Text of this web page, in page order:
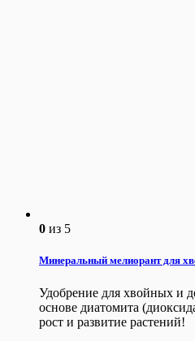
0 из 5
Минеральный мелиорант для
Удобрение для хвойных и
основе диатомита
рост и развитие растений!